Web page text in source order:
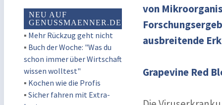
NEU AUF
GENUSSMAENNER.DE
▪ Mehr Rückzug geht nicht
▪ Buch der Woche: "Was du
schon immer über Wirtschaft
wissen wolltest"
▪ Kochen wie die Profis
▪ Sicher fahren mit Extra-
von
ausbreitende
Grapevine Red